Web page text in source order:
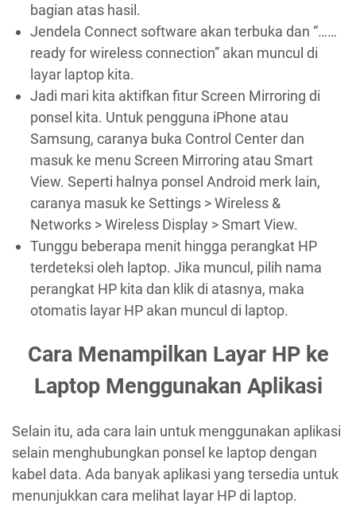
bagian atas hasil.
Jendela Connect software akan terbuka dan “……
ready for wireless connection” akan muncul di
layar laptop kita.
Jadi mari kita aktifkan fitur Screen Mirroring di
ponsel kita. Untuk pengguna iPhone atau
Samsung, caranya buka Control Center dan
masuk ke menu Screen Mirroring atau Smart
View. Seperti halnya ponsel Android merk lain,
caranya masuk ke Settings > Wireless &
Networks > Wireless Display > Smart View.
Tunggu beberapa menit hingga perangkat HP
terdeteksi oleh laptop. Jika muncul, pilih nama
perangkat HP kita dan klik di atasnya, maka
otomatis layar HP akan muncul di laptop.
Cara Menampilkan Layar HP ke
Laptop Menggunakan Aplikasi
Selain itu, ada cara lain untuk menggunakan aplikasi
selain menghubungkan ponsel ke laptop dengan
kabel data. Ada banyak aplikasi yang tersedia untuk
menunjukkan cara melihat layar HP di laptop.